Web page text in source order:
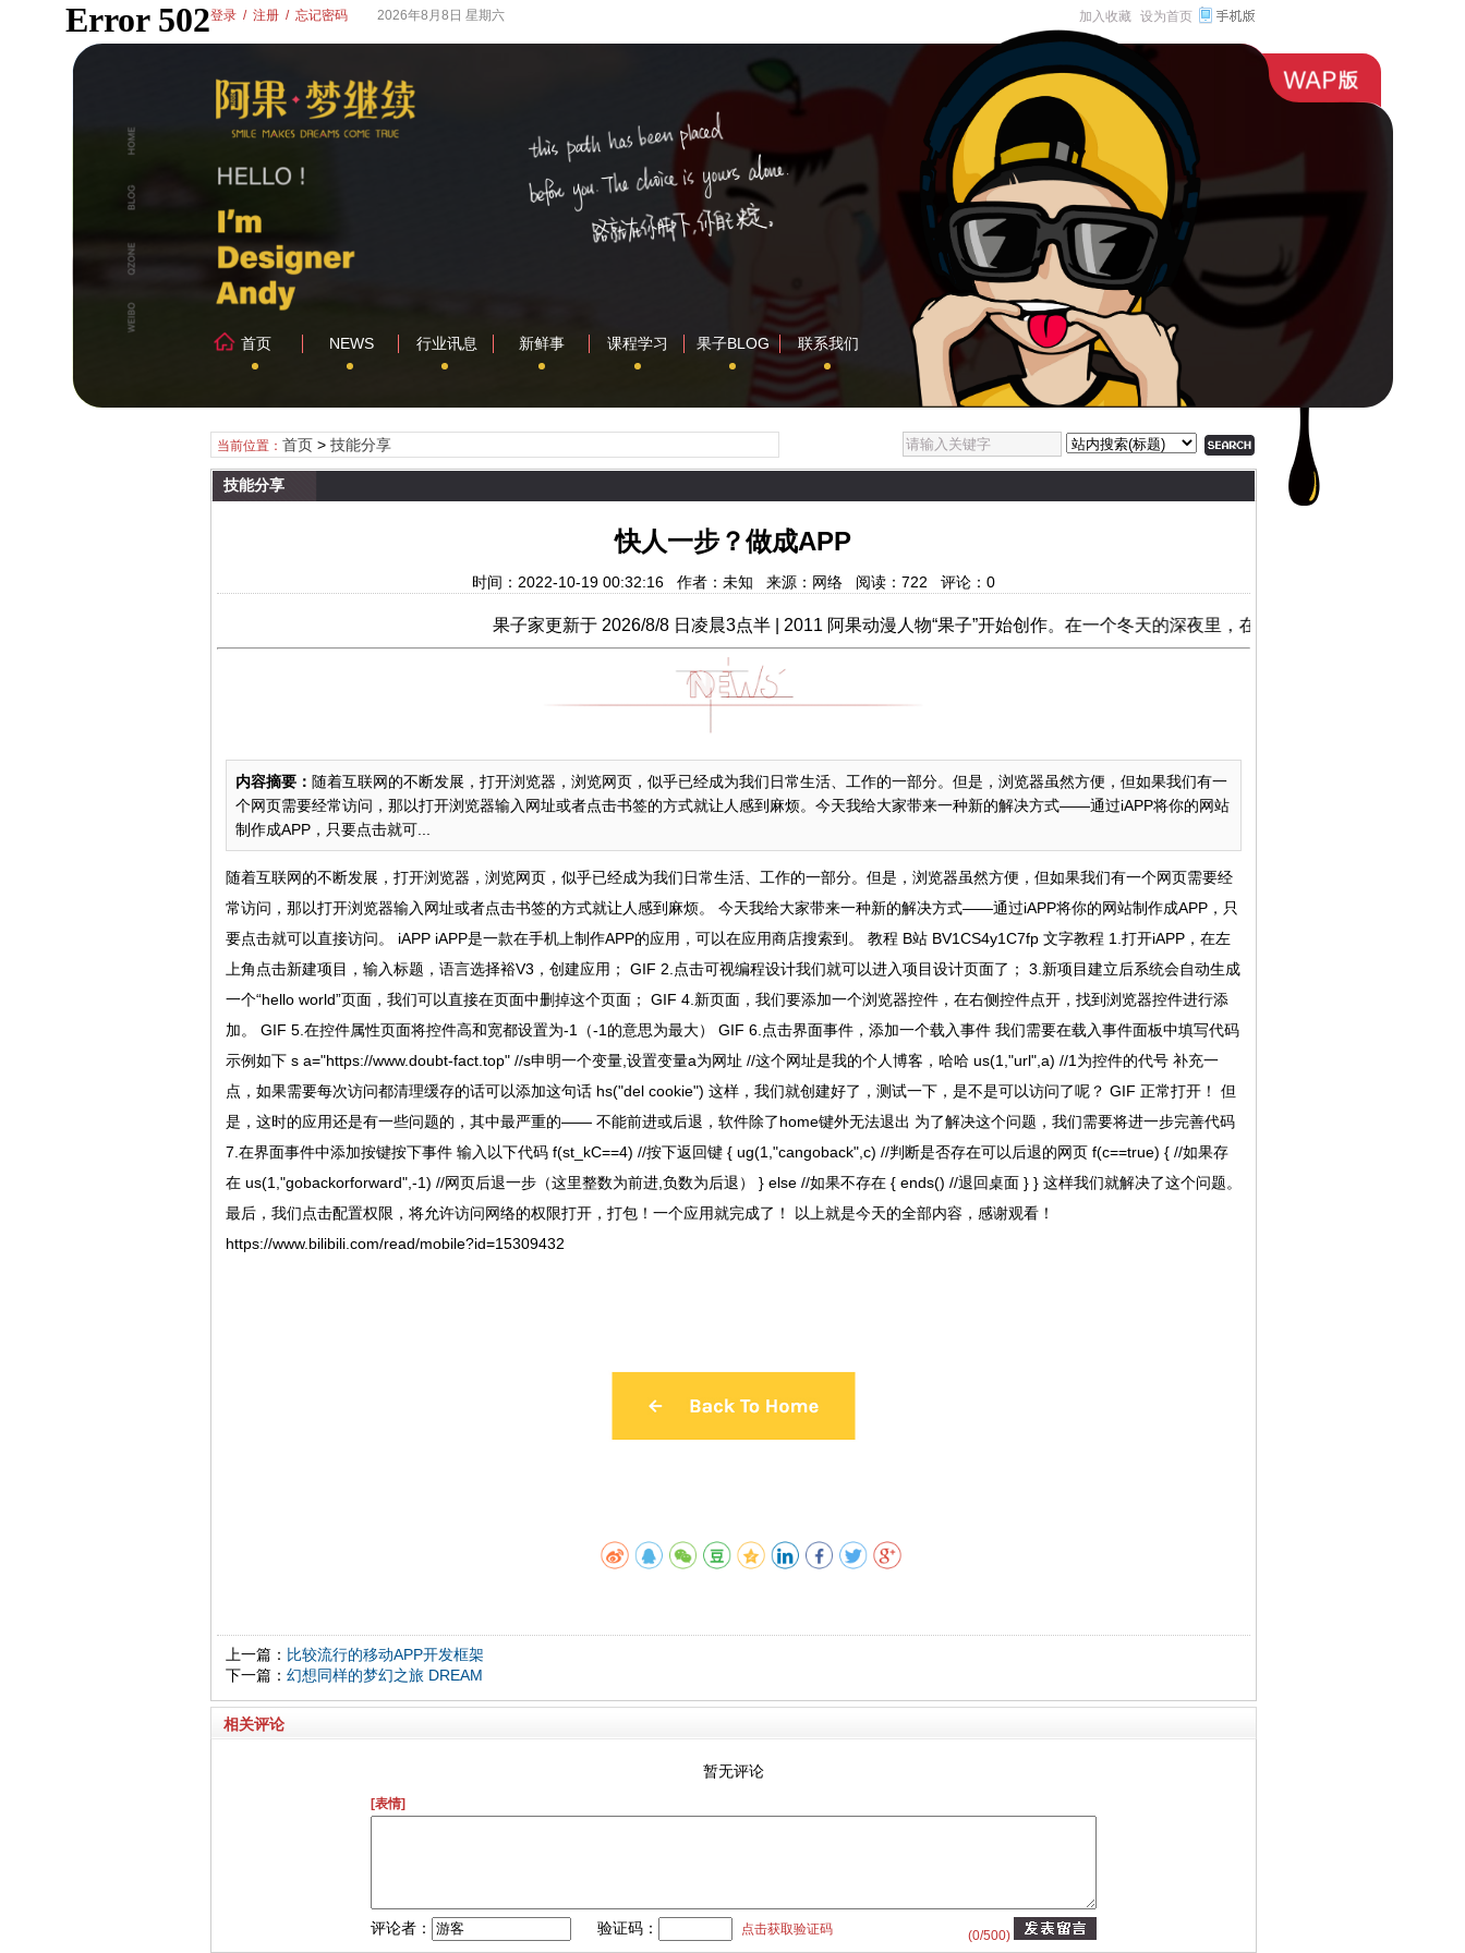
登录/ 注册/ 忘记密码 2026年8月8日 星期六 加入收藏 设为首页
首页 NEWS 行业讯息 新鲜事 课程学习 果子BLOG 联系我们
当前位置： 首页> 技能分享
技能分享
快人一步？做成APP
时间：2022-10-19 00:32:16 作者：未知 来源：网络 阅读： 722 评论： 0
果子家更新于2026/8/8 日凌晨3点半 | 2011 阿果动漫人物“果子”开始创作。在一个冬天的深夜里，在一个寂静的夜里，萌生了这
内容摘要： 随着互联网的不断发展，打开浏览器，浏览网页，似乎已经成为我们日常生活、工作的一部分。但是，浏览器虽然方便，但如果我们有一
个网页需要经常访问，那以打开浏览器输入网址或者点击书签的方式就让人感到麻烦。今天我给大家带来一种新的解决方式——通过iAPP将你的网站
制作成APP，只要点击就可...
随着互联网的不断发展，打开浏览器，浏览网页，似乎已经成为我们日常生活、工作的一部分。但是，浏览器虽然方便，但如果我们有一个网页需要经
常访问，那以打开浏览器输入网址或者点击书签的方式就让人感到麻烦。 今天我给大家带来一种新的解决方式——通过iAPP将你的网站制作成APP，只
要点击就可以直接访问。 iAPP iAPP是一款在手机上制作APP的应用，可以在应用商店搜索到。 教程 B站 BV1CS4y1C7fp 文字教程 1.打开iAPP，在左
上角点击新建项目，输入标题，语言选择裕V3，创建应用； GIF 2.点击可视编程设计我们就可以进入项目设计页面了； 3.新项目建立后系统会自动生成
一个“hello world”页面，我们可以直接在页面中删掉这个页面； GIF 4.新页面，我们要添加一个浏览器控件，在右侧控件点开，找到浏览器控件进行添
加。 GIF 5.在控件属性页面将控件高和宽都设置为-1（-1的意思为最大） GIF 6.点击界面事件，添加一个载入事件 我们需要在载入事件面板中填写代码
示例如下 s a="https://www.doubt-fact.top" //s申明一个变量,设置变量a为网址 //这个网址是我的个人博客，哈哈 us(1,"url",a) //1为控件的代号 补充一
点，如果需要每次访问都清理缓存的话可以添加这句话 hs("del cookie") 这样，我们就创建好了，测试一下，是不是可以访问了呢？ GIF 正常打开！ 但
是，这时的应用还是有一些问题的，其中最严重的—— 不能前进或后退，软件除了home键外无法退出 为了解决这个问题，我们需要将进一步完善代码
7.在界面事件中添加按键按下事件 输入以下代码 f(st_kC==4) //按下返回键 { ug(1,"cangoback",c) //判断是否存在可以后退的网页 f(c==true) { //如果存
在 us(1,"gobackorforward",-1) //网页后退一步（这里整数为前进,负数为后退） } else //如果不存在 { ends() //退回桌面 } } 这样我们就解决了这个问题。
最后，我们点击配置权限，将允许访问网络的权限打开，打包！一个应用就完成了！ 以上就是今天的全部内容，感谢观看！
https://www.bilibili.com/read/mobile?id=15309432
上一篇： 比较流行的移动APP开发框架
下一篇： 幻想同样的梦幻之旅 DREAM
相关评论
暂无评论
[表情]
(0/500)
评论者： 验证码： 点击获取验证码